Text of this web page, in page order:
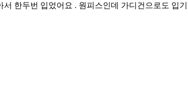
한두번 입었어요 . 원피스인데 가디건으로도 입